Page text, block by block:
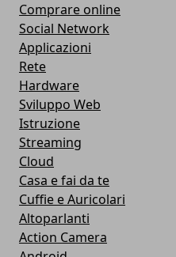
Comprare online
Social Network
Applicazioni
Rete
Hardware
Sviluppo Web
Istruzione
Streaming
Cloud
Casa e fai da te
Cuffie e Auricolari
Altoparlanti
Action Camera